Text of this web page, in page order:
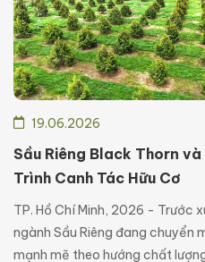
19.06.2026
Sầu Riêng Black Thorn và
Trình Canh Tác Hữu Cơ
TP. Hồ Chí Minh, 2026 - Trước
ngành Sầu Riêng đang chuyển
mạnh mẽ theo hướng chất